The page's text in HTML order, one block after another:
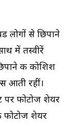
लोगों से छिपाने
में तस्वीरें
की कोशिश
आती रहीं।
पर फोटोज शेयर
फोटोज शेयर